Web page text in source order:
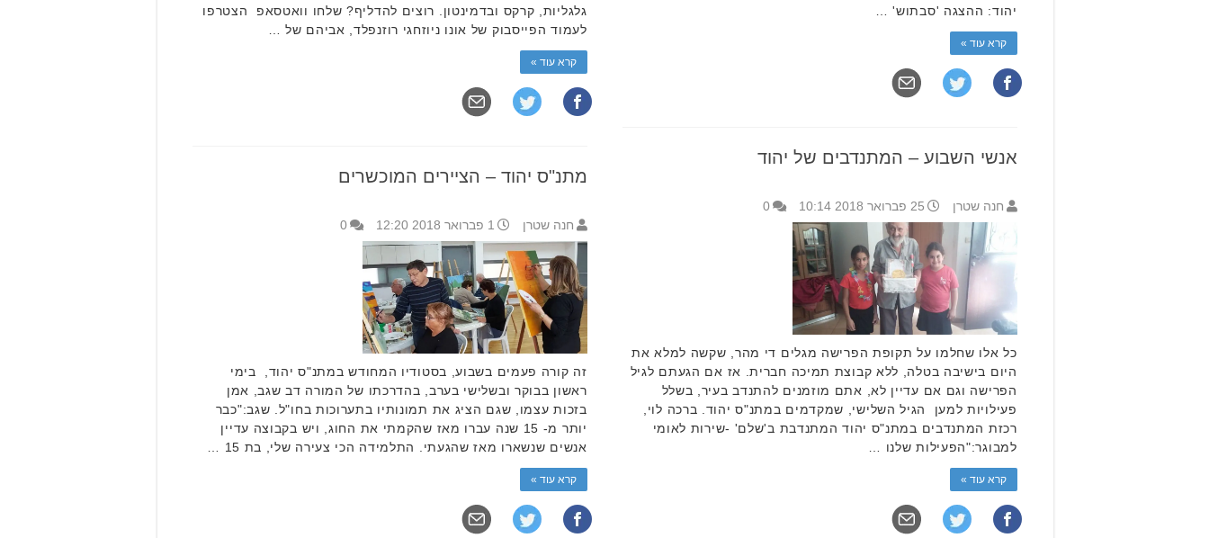
יהוד: ההצגה 'סבתוש' …
קרא עוד »
גלגליות, קרקס ובדמינטון. רוצים להדליף? שלחו וואטסאפ הצטרפו
לעמוד הפייסבוק של אונו ניוזחגי רוזנפלד, אביהם של …
קרא עוד »
אנשי השבוע – המתנדבים של יהוד
חנה שטרן 25 פברואר 2018 10:14 0
כל אלו שחלמו על תקופת הפרישה מגלים די מהר, שקשה למלא את
היום בישיבה בטלה, ללא קבוצת תמיכה חברית. אז אם הגעתם לגיל
הפרישה וגם אם עדיין לא, אתם מוזמנים להתנדב בעיר, בשלל
פעילויות למען הגיל השלישי, שמקדמים במתנ"ס יהוד. ברכה לוי,
רכזת המתנדבים במתנ"ס יהוד המתנדבת ב'שלם' -שירות לאומי
למבוגר:"הפעילות שלנו …
קרא עוד »
מתנ"ס יהוד – הציירים המוכשרים
חנה שטרן 1 פברואר 2018 12:20 0
זה קורה פעמים בשבוע, בסטודיו המחודש במתנ"ס יהוד, בימי
ראשון בבוקר ובשלישי בערב, בהדרכתו של המורה דב שגב, אמן
בזכות עצמו, שגם הציג את תמונותיו בתערוכות בחו"ל. שגב:"כבר
יותר מ- 15 שנה עברו מאז שהקמתי את החוג, ויש בקבוצה עדיין
אנשים שנשארו מאז שהגעתי. התלמידה הכי צעירה שלי, בת 15 …
קרא עוד »